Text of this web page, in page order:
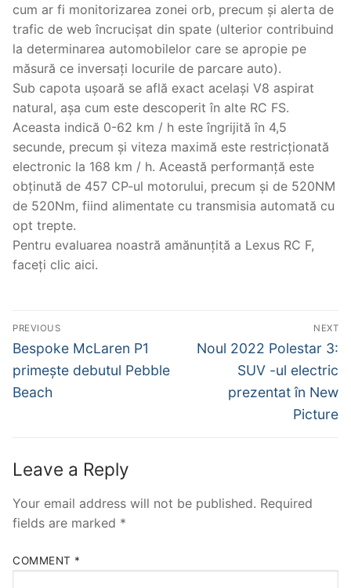
cum ar fi monitorizarea zonei orb, precum și alerta de
trafic de web încrucișat din spate (ulterior contribuind
la determinarea automobilelor care se apropie pe
măsură ce inversați locurile de parcare auto).
Sub capota ușoară se află exact același V8 aspirat
natural, așa cum este descoperit în alte RC FS.
Aceasta indică 0-62 km / h este îngrijită în 4,5
secunde, precum și viteza maximă este restricționată
electronic la 168 km / h. Această performanță este
obținută de 457 CP-ul motorului, precum și de 520NM
de 520Nm, fiind alimentate cu transmisia automată cu
opt trepte.
Pentru evaluarea noastră amănunțită a Lexus RC F,
faceți clic aici.
Post
navigation
PREVIOUS
Previous
post:
Bespoke McLaren P1
primește debutul Pebble
Beach
NEXT
Next
Noul 2022 Polestar 3:
SUV -ul electric
prezentat în New
Picture
Leave a Reply
Your email address will not be published. Required
fields are marked *
COMMENT *